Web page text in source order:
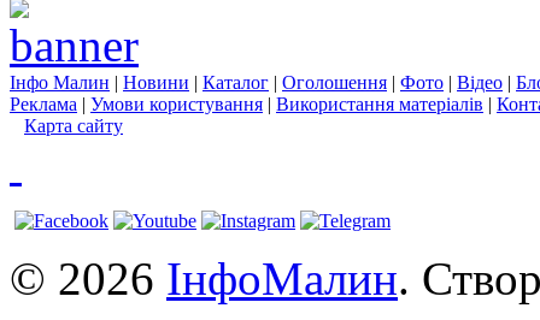
Інфо Малин | Новини | Каталог | Оголошення | Фото | Відео |
Реклама | Умови користування | Використання матеріалів |
Карта сайту
© 2026 ІнфоМалин.